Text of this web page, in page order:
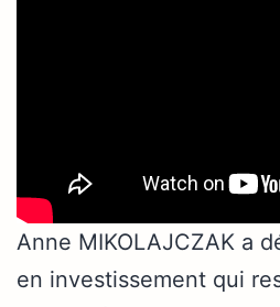
Anne MIKOLAJCZAK a
en investissement qui